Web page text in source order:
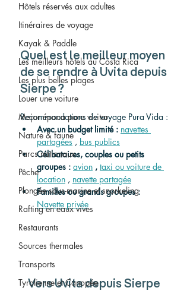
Hôtels réservés aux adultes
Itinéraires de voyage
Kayak & Paddle
Les meilleurs hôtels au Costa Rica
Les plus belles plages
Louer une voiture
Mejor época para visitar
Nature & faune
Parcs nationaux
Pêche
Plongée sous-marine et snorkeling
Rafting en eaux vives
Restaurants
Sources thermales
Transports
Tyrolienne et Canopée
Quel est le meilleur moyen
de se rendre à Uvita depuis
Sierpe ?
Recommandations de voyage Pura Vida :
Avec un budget limité : navettes
partagées , bus publics
Célibataires, couples ou petits
groupes : avion , taxi ou voiture de
location , navette partagée
Familles ou grands groupes :
Navette privée
Vers Uvita depuis Sierpe